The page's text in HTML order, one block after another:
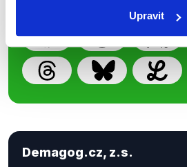
Upravit
Demagog.cz, z.s.